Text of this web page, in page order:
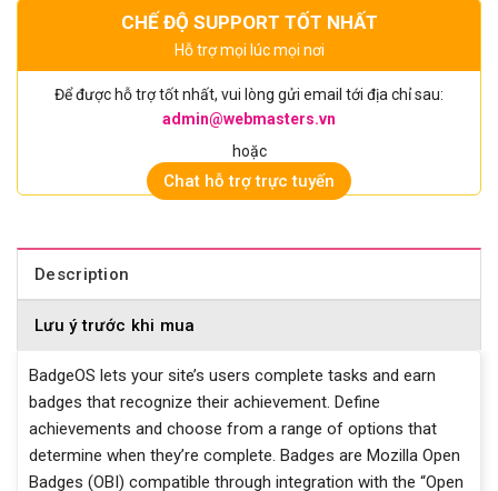
CHẾ ĐỘ SUPPORT TỐT NHẤT
Hỗ trợ mọi lúc mọi nơi
Để được hỗ trợ tốt nhất, vui lòng gửi email tới địa chỉ sau:
admin@webmasters.vn
hoặc
Chat hỗ trợ trực tuyến
Description
Lưu ý trước khi mua
BadgeOS lets your site’s users complete tasks and earn
badges that recognize their achievement. Define
achievements and choose from a range of options that
determine when they’re complete. Badges are Mozilla Open
Badges (OBI) compatible through integration with the “Open